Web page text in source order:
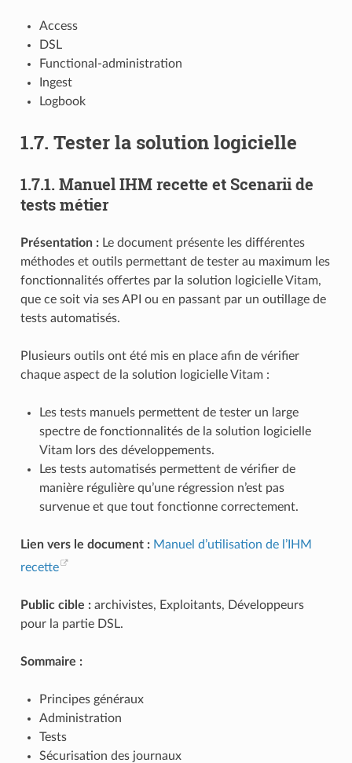
Access
DSL
Functional-administration
Ingest
Logbook
1.7. Tester la solution logicielle
1.7.1. Manuel IHM recette et Scenarii de
tests métier
Présentation :Le document présente les différentes
méthodes et outils permettant de tester au maximum les
fonctionnalités offertes par la solution logicielle Vitam,
que ce soit via ses API ou en passant par un outillage de
tests automatisés.
Plusieurs outils ont été mis en place afin de vérifier
chaque aspect de la solution logicielle Vitam :
Les tests manuels permettent de tester un large
spectre de fonctionnalités de la solution logicielle
Vitam lors des développements.
Les tests automatisés permettent de vérifier de
manière régulière qu’une régression n’est pas
survenue et que tout fonctionne correctement.
Lien vers le document : Manuel d’utilisation de l’IHM
recette
Public cible :archivistes, Exploitants, Développeurs
pour la partie DSL.
Sommaire :
Principes généraux
Administration
Tests
Sécurisation des journaux